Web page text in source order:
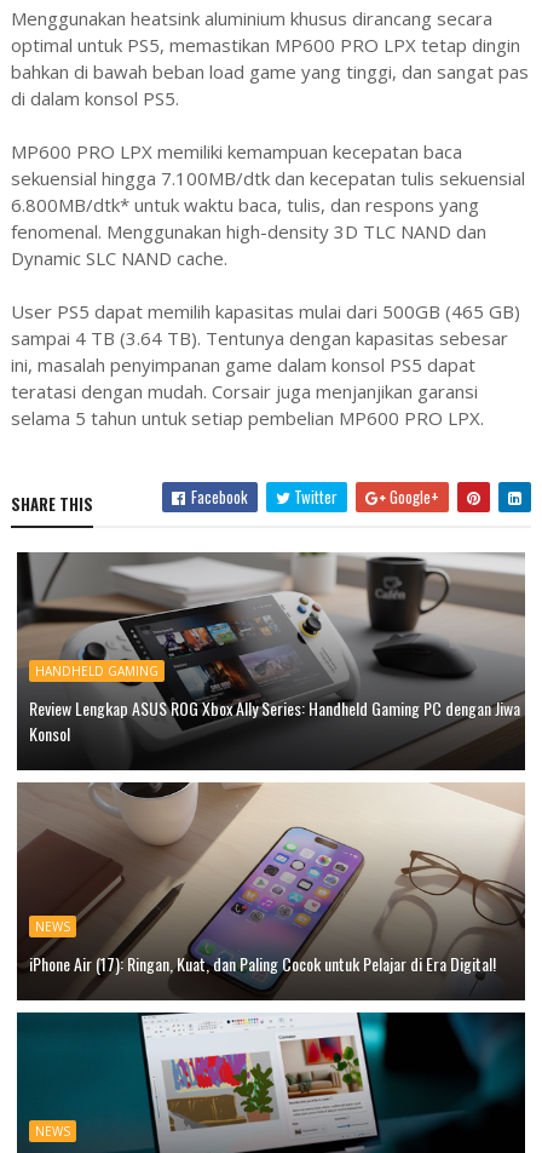
Menggunakan heatsink aluminium khusus dirancang secara
optimal untuk PS5, memastikan MP600 PRO LPX tetap dingin
bahkan di bawah beban load game yang tinggi, dan sangat pas
di dalam konsol PS5.
MP600 PRO LPX memiliki kemampuan kecepatan baca
sekuensial hingga 7.100MB/dtk dan kecepatan tulis sekuensial
6.800MB/dtk* untuk waktu baca, tulis, dan respons yang
fenomenal. Menggunakan high-density 3D TLC NAND dan
Dynamic SLC NAND cache.
User PS5 dapat memilih kapasitas mulai dari 500GB (465 GB)
sampai 4 TB (3.64 TB). Tentunya dengan kapasitas sebesar
ini, masalah penyimpanan game dalam konsol PS5 dapat
teratasi dengan mudah. Corsair juga menjanjikan garansi
selama 5 tahun untuk setiap pembelian MP600 PRO LPX.
SHARE THIS Facebook Twitter Google+
HANDHELD GAMING
Review Lengkap ASUS ROG Xbox Ally Series: Handheld Gaming PC dengan Jiwa
Konsol
NEWS
iPhone Air (17): Ringan, Kuat, dan Paling Cocok untuk Pelajar di Era Digital!
NEWS